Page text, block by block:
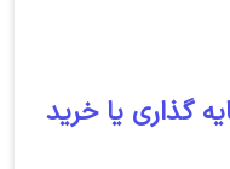
گذاری یا خرید